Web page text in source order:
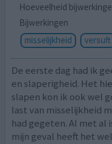
Hoeveelheid
Bijwerkingen
misselijkheid
versuft
De eerste dag had ik
en slaperigheid. Het
slapen kon ik ook wel
last van misselijkheid
had gegeten. Al met al
mijn geval heeft het